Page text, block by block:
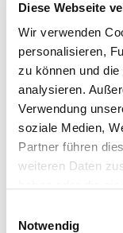
Diese Webseite
Wir verwenden
personalisieren,
zu können und
analysieren.
Verwendung
soziale Medien,
Partner führen
weiteren Daten
Notwendig
Spannbettlaken
auch passend für
Spannbettlaken
auch passend für
Das könnte